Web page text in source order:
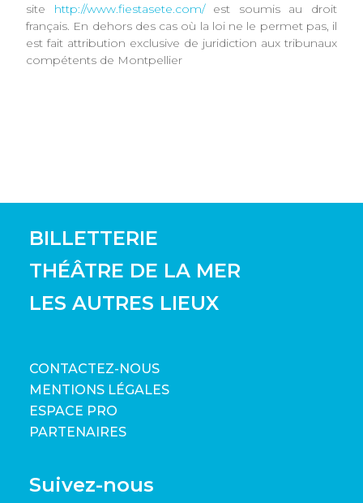
site http://www.fiestasete.com/est soumis au droit
français. En dehors des cas où la loi ne le permet pas, il
est fait attribution exclusive de juridiction aux tribunaux
compétents de Montpellier
BILLETTERIE
THÉÂTRE DE LA MER
LES AUTRES LIEUX
CONTACTEZ-NOUS
MENTIONS LÉGALES
ESPACE PRO
PARTENAIRES
Suivez-nous